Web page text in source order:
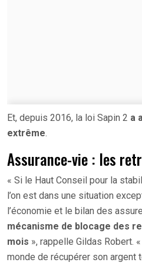
Et, depuis 2016, la loi Sapin 2 a
extrême.
Assurance-vie : les
« Si le Haut Conseil pour la
l’on est dans une situation
l’économie et le bilan des
mécanisme de blocage des
mois », rappelle Gildas Robert.
monde de récupérer son argent